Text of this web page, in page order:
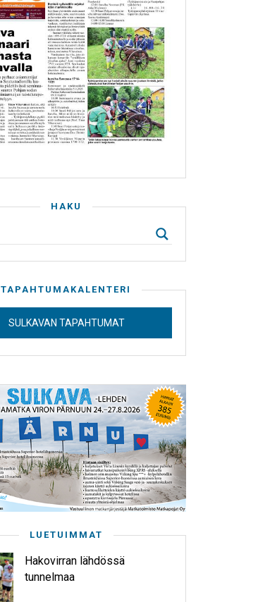
HAKU
TAPAHTUMAKALENTERI
SULKAVAN TAPAHTUMAT
LUETUIMMAT
Hakovirran lähdössä
tunnelmaa